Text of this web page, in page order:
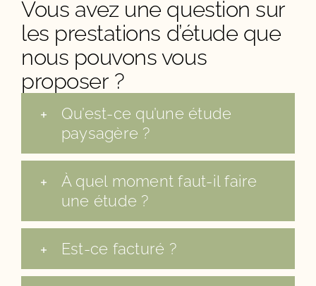
Vous avez une question sur
les prestations d’étude que
nous pouvons vous
proposer ?
Qu’est-ce qu’une étude
paysagère ?
À quel moment faut-il faire
une étude ?
Est-ce facturé ?